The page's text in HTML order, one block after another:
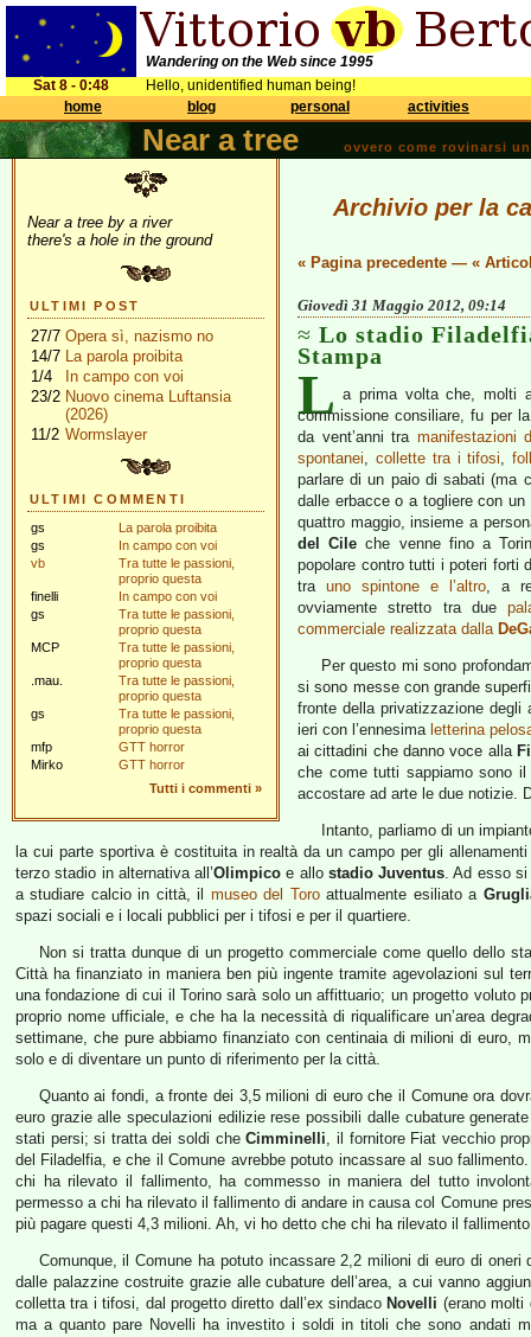
Wandering on the Web since 1995
Sat 8 - 0:48
Hello, unidentified human being!
home
blog personal activities
Near a tree ovvero come rovinarsi
Near a tree by a river
there's a hole in the ground
ULTIMI POST
27/7 Opera sì, nazismo no
14/7 La parola proibita
1/4
In campo con voi
23/2 Nuovo cinema Luftansia
(2026)
11/2 Wormslayer
ULTIMI COMMENTI
gs
La parola proibita
gs
In campo con voi
vb
Tra tutte le passioni,
proprio questa
finelli
In campo con voi
gs
Tra tutte le passioni,
proprio questa
MCP
Tra tutte le passioni,
proprio questa
.mau.
Tra tutte le passioni,
proprio questa
gs
Tra tutte le passioni,
proprio questa
mfp
GTT horror
Mirko
GTT horror
Tutti i commenti »
Archivio per la
« Pagina precedente — «
Giovedì 31 Maggio 2012, 09:14
Lo stadio
Stampa
L a prima volta che, molti
commissione consiliare, fu per
da vent’anni tra manifestazioni
spontanei, collette tra i tifosi,
parlare di un paio di sabati (ma
dalle erbacce o a togliere con
quattro maggio, insieme a
del Cile che venne fino a
popolare contro tutti i poteri forti
tra uno spintone e l’altro, a
ovviamente stretto tra due
commerciale realizzata dalla
Per questo mi sono
si sono messe con grande
fronte della privatizzazione
ieri con l’ennesima letterina
ai cittadini che danno voce alla
che come tutti sappiamo sono
accostare ad arte le due notizie.
Intanto, parliamo di un
la cui parte sportiva è costituita in realtà da un campo per gli
terzo stadio in alternativa all’Olimpico e allo stadio Juventus. Ad esso si
a studiare calcio in città, il museo del Toroattualmente esiliato a
spazi sociali e i locali pubblici per i tifosi e per il quartiere.
Non si tratta dunque di un progetto commerciale come quello dello
Città ha finanziato in maniera ben più ingente tramite agevolazioni sul
una fondazione di cui il Torino sarà solo un affittuario; un progetto voluto
proprio nome ufficiale, e che ha la necessità di riqualificare un’area
settimane, che pure abbiamo finanziato con centinaia di milioni di euro,
solo e di diventare un punto di riferimento per la città.
Quanto ai fondi, a fronte dei 3,5 milioni di euro che il Comune ora
euro grazie alle speculazioni edilizie rese possibili dalle cubature
stati persi; si tratta dei soldi cheCimminelli, il fornitore Fiat vecchio
del Filadelfia, e che il Comune avrebbe potuto incassare al suo
chi ha rilevato il fallimento, ha commesso in maniera del tutto
permesso a chi ha rilevato il fallimento di andare in causa col Comune
più pagare questi 4,3 milioni. Ah, vi ho detto che chi ha rilevato il
Comunque, il Comune ha potuto incassare 2,2 milioni di euro di
dalle palazzine costruite grazie alle cubature dell’area, a cui vanno
colletta tra i tifosi, dal progetto diretto dall’ex sindaco Novelli (erano
ma a quanto pare Novelli ha investito i soldi in titoli che sono andati